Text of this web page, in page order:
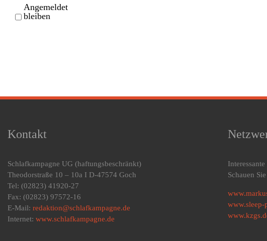
Angemeldet
bleiben
Kontakt
Schlafkampagne UG (haftungsbeschränkt)
Theodorstraße 10 – 10a I D-47574 Goch
Tel: (02823) 41920-27
Fax: (02823) 97572-16
E-Mail: redaktion@schlafkampagne.de
Internet: www.schlafkampagne.de
Schauen
www.sleep-